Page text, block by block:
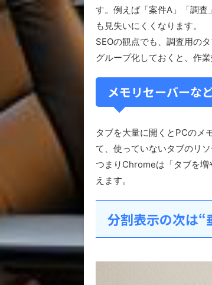
す。例えば「案件A」「調査
も見失いにくくなります。
SEOの観点でも、調査用の
グループ化しておくと、作
メモリセーバーな
タブを大量に開くとPCのメ
て、使っていないタブのリ
つまりChromeは「タブを増
えます。
分割表示の次は“